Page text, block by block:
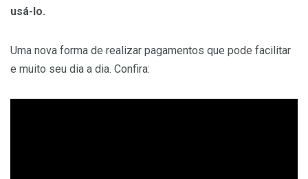
usá-lo.
Uma nova forma de realizar pagamentos que pode facilitar
e muito seu dia a dia. Confira: